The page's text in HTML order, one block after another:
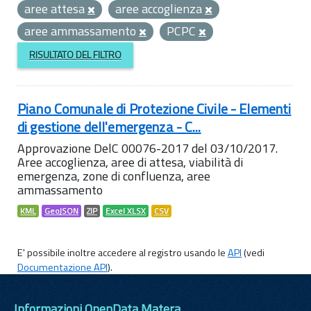
aree attesa
aree accoglienza
aree ammassamento
PCPC
RISULTATO DEL FILTRO
Piano Comunale di Protezione Civile - Elementi
di gestione dell'emergenza - C...
Approvazione DelC 00076-2017 del 03/10/2017.
Aree accoglienza, aree di attesa, viabilità di
emergenza, zone di confluenza, aree
ammassamento
KML GeoJSON ZIP Excel XLSX CSV
E' possibile inoltre accedere al registro usando leAPI(vedi
Documentazione API).